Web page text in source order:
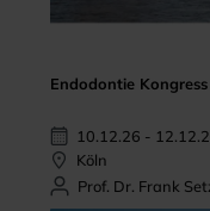
Endodontie
10.12.26 -
Köln
Prof. Dr. Frank